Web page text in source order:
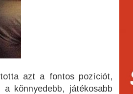
azt a fontos pozíciót,
könnyedebb, játékosabb